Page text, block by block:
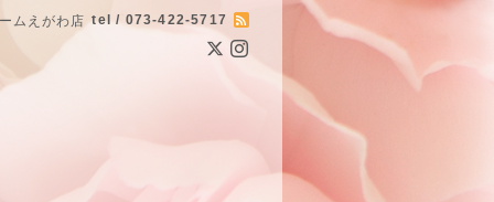
ムえがわ店 tel / 073-422-5717